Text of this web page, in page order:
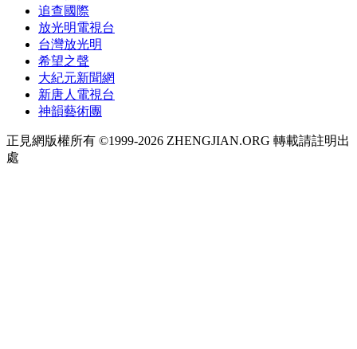
追查國際
放光明電視台
台灣放光明
希望之聲
大紀元新聞網
新唐人電視台
神韻藝術團
正見網版權所有 ©1999-2026 ZHENGJIAN.ORG 轉載請註明出
處